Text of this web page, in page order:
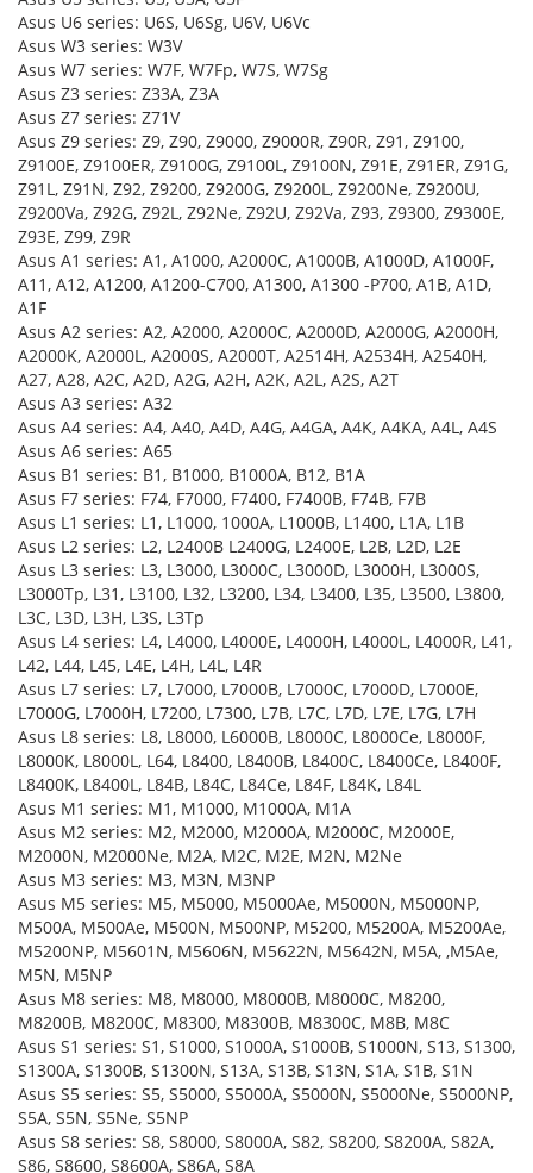
Asus U6 series: U6S, U6Sg, U6V, U6Vc
Asus W3 series: W3V
Asus W7 series: W7F, W7Fp, W7S, W7Sg
Asus Z3 series: Z33A, Z3A
Asus Z7 series: Z71V
Asus Z9 series: Z9, Z90, Z9000, Z9000R, Z90R, Z91, Z9100,
Z9100E, Z9100ER, Z9100G, Z9100L, Z9100N, Z91E, Z91ER, Z91G,
Z91L, Z91N, Z92, Z9200, Z9200G, Z9200L, Z9200Ne, Z9200U,
Z9200Va, Z92G, Z92L, Z92Ne, Z92U, Z92Va, Z93, Z9300, Z9300E,
Z93E, Z99, Z9R
Asus A1 series: A1, A1000, A2000C, A1000B, A1000D, A1000F,
A11, A12, A1200, A1200-C700, A1300, A1300 -P700, A1B, A1D,
A1F
Asus A2 series: A2, A2000, A2000C, A2000D, A2000G, A2000H,
A2000K, A2000L, A2000S, A2000T, A2514H, A2534H, A2540H,
A27, A28, A2C, A2D, A2G, A2H, A2K, A2L, A2S, A2T
Asus A3 series: A32
Asus A4 series: A4, A40, A4D, A4G, A4GA, A4K, A4KA, A4L, A4S
Asus A6 series: A65
Asus B1 series: B1, B1000, B1000A, B12, B1A
Asus F7 series: F74, F7000, F7400, F7400B, F74B, F7B
Asus L1 series: L1, L1000, 1000A, L1000B, L1400, L1A, L1B
Asus L2 series: L2, L2400B L2400G, L2400E, L2B, L2D, L2E
Asus L3 series: L3, L3000, L3000C, L3000D, L3000H, L3000S,
L3000Tp, L31, L3100, L32, L3200, L34, L3400, L35, L3500, L3800,
L3C, L3D, L3H, L3S, L3Tp
Asus L4 series: L4, L4000, L4000E, L4000H, L4000L, L4000R, L41,
L42, L44, L45, L4E, L4H, L4L, L4R
Asus L7 series: L7, L7000, L7000B, L7000C, L7000D, L7000E,
L7000G, L7000H, L7200, L7300, L7B, L7C, L7D, L7E, L7G, L7H
Asus L8 series: L8, L8000, L6000B, L8000C, L8000Ce, L8000F,
L8000K, L8000L, L64, L8400, L8400B, L8400C, L8400Ce, L8400F,
L8400K, L8400L, L84B, L84C, L84Ce, L84F, L84K, L84L
Asus M1 series: M1, M1000, M1000A, M1A
Asus M2 series: M2, M2000, M2000A, M2000C, M2000E,
M2000N, M2000Ne, M2A, M2C, M2E, M2N, M2Ne
Asus M3 series: M3, M3N, M3NP
Asus M5 series: M5, M5000, M5000Ae, M5000N, M5000NP,
M500A, M500Ae, M500N, M500NP, M5200, M5200A, M5200Ae,
M5200NP, M5601N, M5606N, M5622N, M5642N, M5A, ,M5Ae,
M5N, M5NP
Asus M8 series: M8, M8000, M8000B, M8000C, M8200,
M8200B, M8200C, M8300, M8300B, M8300C, M8B, M8C
Asus S1 series: S1, S1000, S1000A, S1000B, S1000N, S13, S1300,
S1300A, S1300B, S1300N, S13A, S13B, S13N, S1A, S1B, S1N
Asus S5 series: S5, S5000, S5000A, S5000N, S5000Ne, S5000NP,
S5A, S5N, S5Ne, S5NP
Asus S8 series: S8, S8000, S8000A, S82, S8200, S8200A, S82A,
S86, S8600, S8600A, S86A, S8A